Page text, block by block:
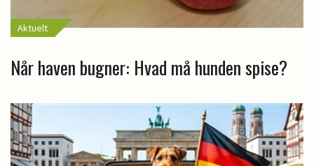
Aktuelt
Når haven bugner: Hvad må hunden spise?